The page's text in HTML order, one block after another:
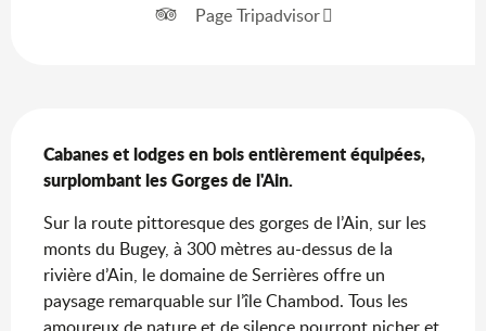
Page Tripadvisor
Cabanes et lodges en bois entièrement équipées,
surplombant les Gorges de l'Ain.
Sur la route pittoresque des gorges de l’Ain, sur les
monts du Bugey, à 300 mètres au-dessus de la
rivière d’Ain, le domaine de Serrières offre un
paysage remarquable sur l’île Chambod. Tous les